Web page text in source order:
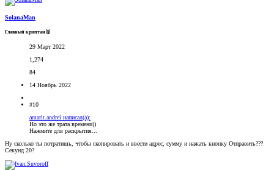
SolanaMan
Главный криптан🥈
29 Март 2022
1,274
84
14 Ноябрь 2022
#10
amarit.andrei написал(а):
Но это же трата времени))
Нажмите для раскрытия...
Ну сколько ты потратишь, чтобы скопировать и ввести адрес, сумму и нажать кнопку Отправить???
Секунд 20?